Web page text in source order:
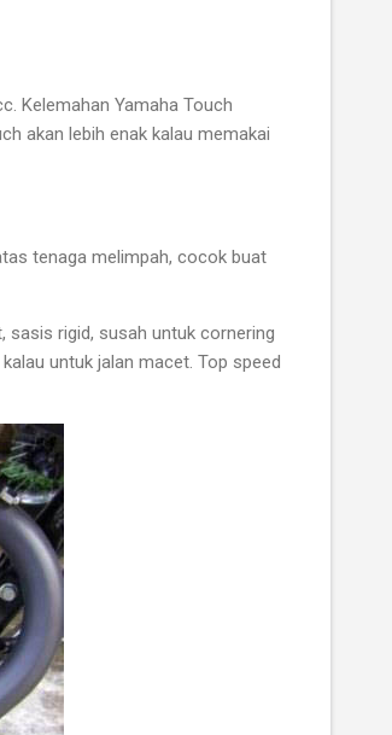
Kelemahan Yamaha Touch
akan lebih enak kalau memakai
tenaga melimpah, cocok buat
sasis rigid, susah untuk cornering
untuk jalan macet. Top speed